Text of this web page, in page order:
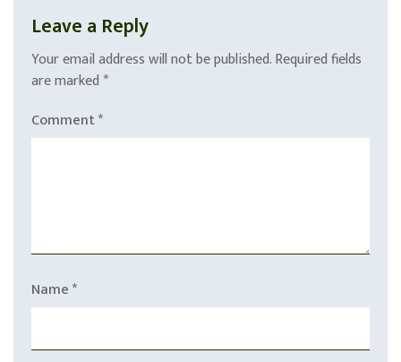
Leave a Reply
Your email address will not be published.Required fields
are marked *
Comment*
Name*